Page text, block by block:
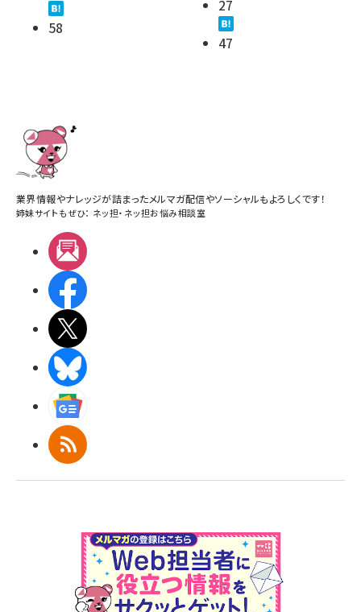
58
27
47
業界情報やナレッジが詰まったメルマガ配信やソーシャルもよろしくです！
姉妹サイトもぜひ： ネッ担・ ネッ担お悩み相談室
RSS